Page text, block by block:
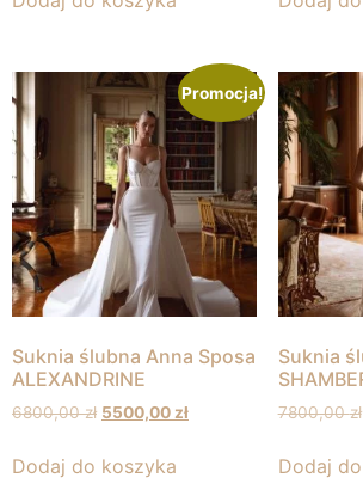
Promocja!
Suknia ślubna Anna Sposa
ALEXANDRINE
6800,00zł 5500,00 zł
Dodaj do koszyka
Suknia
7800,00zł
Dodaj